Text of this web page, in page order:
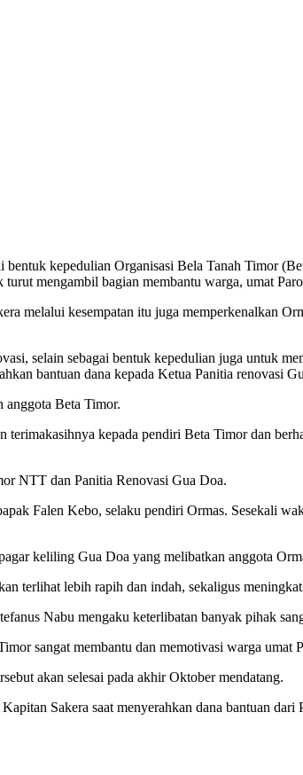
kepedulian Organisasi Bela Tanah Timor
mengambil bagian membantu warga, umat
melalui kesempatan itu juga memperkenalkan
selain sebagai bentuk kepedulian juga untuk
bantuan dana kepada Ketua Panitia renovasi
anggota Beta Timor.
kepada pendiri Beta Timor dan
NTT dan Panitia Renovasi Gua Doa.
Falen Kebo, selaku pendiri Ormas. Sesekali
keliling Gua Doa yang melibatkan anggota
terlihat lebih rapih dan indah, sekaligus
Nabu mengaku keterlibatan banyak pihak
sangat membantu dan memotivasi warga umat
akan selesai pada akhir Oktober mendatang.
Sakera saat menyerahkan dana bantuan